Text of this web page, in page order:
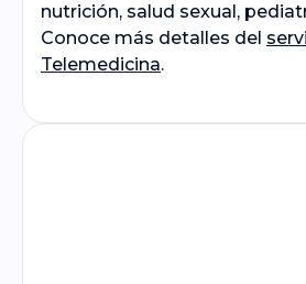
nutrición, salud sexual,
Conoce más detalles del
Telemedicina.